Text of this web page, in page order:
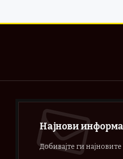
Најнови
Добивајте ги